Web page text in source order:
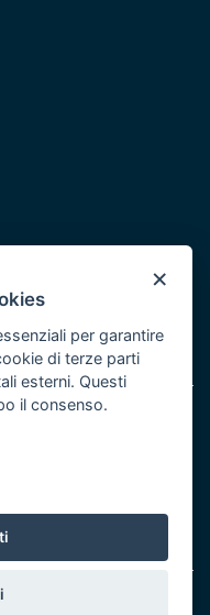
Puglia 2014/2020 -
×
per garantire
di terze parti
esterni. Questi
il consenso.